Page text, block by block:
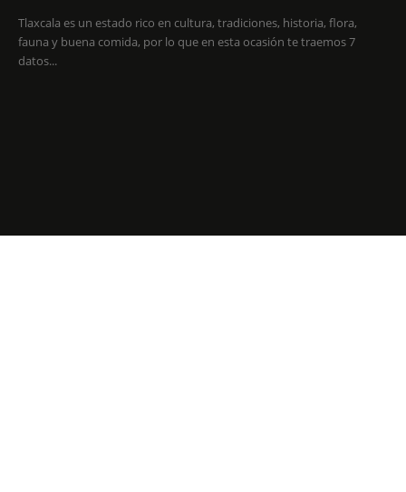
Tlaxcala es un estado rico en cultura, tradiciones, historia, flora,
fauna y buena comida, por lo que en esta ocasión te traemos 7
datos...